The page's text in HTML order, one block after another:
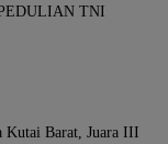
TNI
Kutai Barat, Juara III